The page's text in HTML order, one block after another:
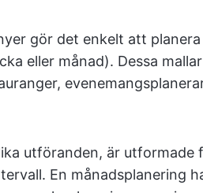
gör det enkelt att
eller månad). Dessa
utföranden, är utformade
En månadsplanering